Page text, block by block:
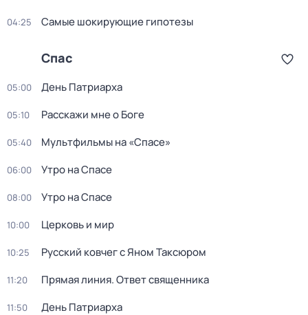
04:25 Самые шoкиpующие гипотезы
Спас
05:00 День Патриарха
05:10 Расскажи мне о Боге
05:40 Мультфильмы на «Спасе»
06:00 Утро на Спасе
08:00 Утро на Спасе
10:00 Церковь и мир
10:25 Русский ковчег с Яном Таксюром
11:20 Прямая линия. Ответ священника
11:50 День Патриарха